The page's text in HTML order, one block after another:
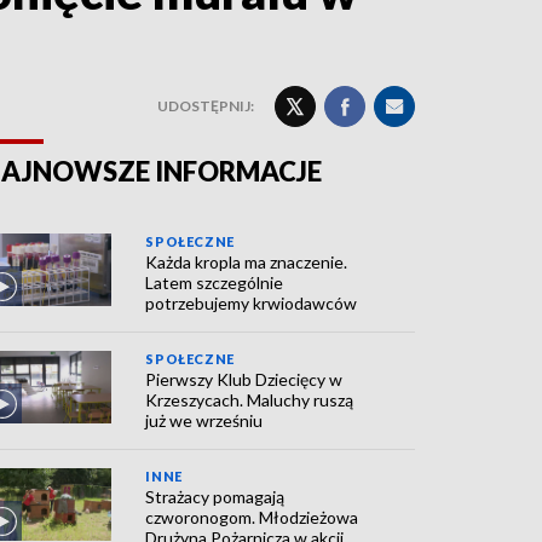
UDOSTĘPNIJ:
INFORMACJE
SPOŁECZNE
Każda kropla ma znaczenie.
Latem szczególnie
potrzebujemy krwiodawców
SPOŁECZNE
Pierwszy Klub Dziecięcy w
Krzeszycach. Maluchy ruszą
już we wrześniu
INNE
Strażacy pomagają
czworonogom. Młodzieżowa
Drużyna Pożarnicza w akcji